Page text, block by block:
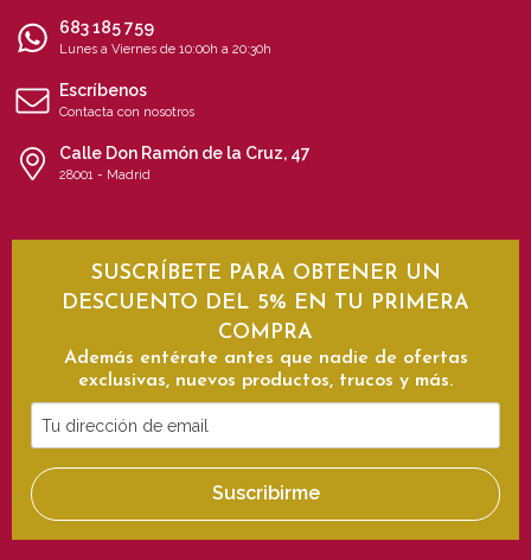
683 185 759
Lunes a Viernes de 10:00h a 20:30h
Escríbenos
Contacta con nosotros
Calle Don Ramón de la Cruz, 47
28001 - Madrid
SUSCRÍBETE PARA OBTENER UN
DESCUENTO DEL 5% EN TU PRIMERA
COMPRA
Además entérate antes que nadie de ofertas
exclusivas, nuevos productos, trucos y más.
Tu
dirección
de
email
Suscribirme